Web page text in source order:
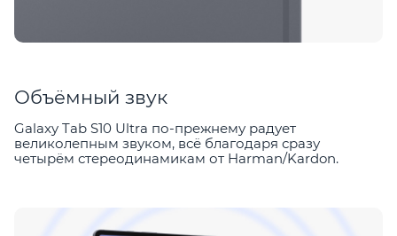
Объёмный звук
Galaxy Tab S10 Ultra по-прежнему радует
великолепным звуком, всё благодаря сразу
четырём стереодинамикам от Harman/Kardon.